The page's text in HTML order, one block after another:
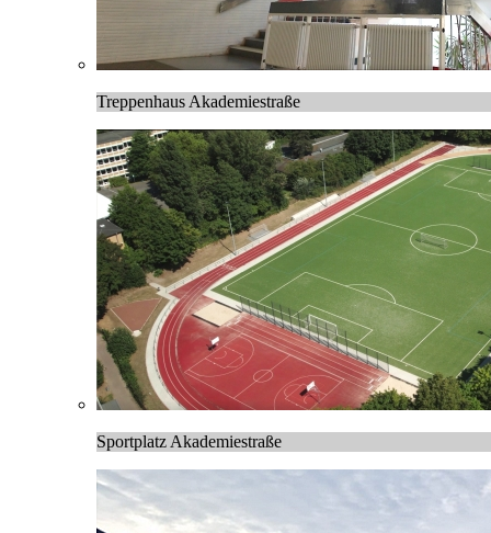
Treppenhaus Akademiestraße
Sportplatz Akademiestraße